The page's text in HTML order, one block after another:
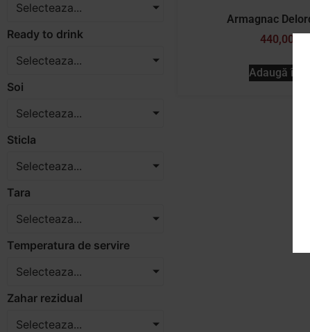
Selecteaza...
Ready to drink
Selecteaza...
Soi
Selecteaza...
Sticla
Selecteaza...
Tara
Selecteaza...
Temperatura de servire
Selecteaza...
Zahar rezidual
Selecteaza...
Armagnac
440,00
Adaugă în